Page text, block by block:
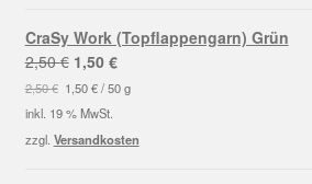
CraSy Work (Topflappengarn) Grün
2,50€ Ursprünglicher
Preis
war:
2,50 €
1,50 €Aktueller
Preis
1,50 €.
2,50€ 1,50€/50 g
inkl. 19 % MwSt.
zzgl. Versandkosten